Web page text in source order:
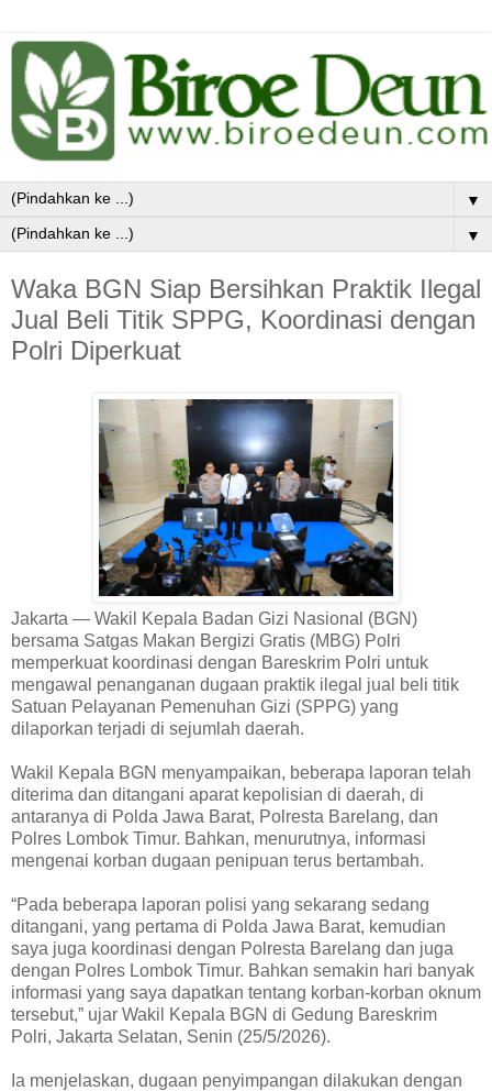
▼
▼
Waka BGN Siap Bersihkan Praktik Ilegal
Jual Beli Titik SPPG, Koordinasi dengan
Polri Diperkuat
Jakarta — Wakil Kepala Badan Gizi Nasional (BGN)
bersama Satgas Makan Bergizi Gratis (MBG) Polri
memperkuat koordinasi dengan Bareskrim Polri untuk
mengawal penanganan dugaan praktik ilegal jual beli titik
Satuan Pelayanan Pemenuhan Gizi (SPPG) yang
dilaporkan terjadi di sejumlah daerah.
Wakil Kepala BGN menyampaikan, beberapa laporan telah
diterima dan ditangani aparat kepolisian di daerah, di
antaranya di Polda Jawa Barat, Polresta Barelang, dan
Polres Lombok Timur. Bahkan, menurutnya, informasi
mengenai korban dugaan penipuan terus bertambah.
“Pada beberapa laporan polisi yang sekarang sedang
ditangani, yang pertama di Polda Jawa Barat, kemudian
saya juga koordinasi dengan Polresta Barelang dan juga
dengan Polres Lombok Timur. Bahkan semakin hari banyak
informasi yang saya dapatkan tentang korban-korban oknum
tersebut,” ujar Wakil Kepala BGN di Gedung Bareskrim
Polri, Jakarta Selatan, Senin (25/5/2026).
Ia menjelaskan, dugaan penyimpangan dilakukan dengan